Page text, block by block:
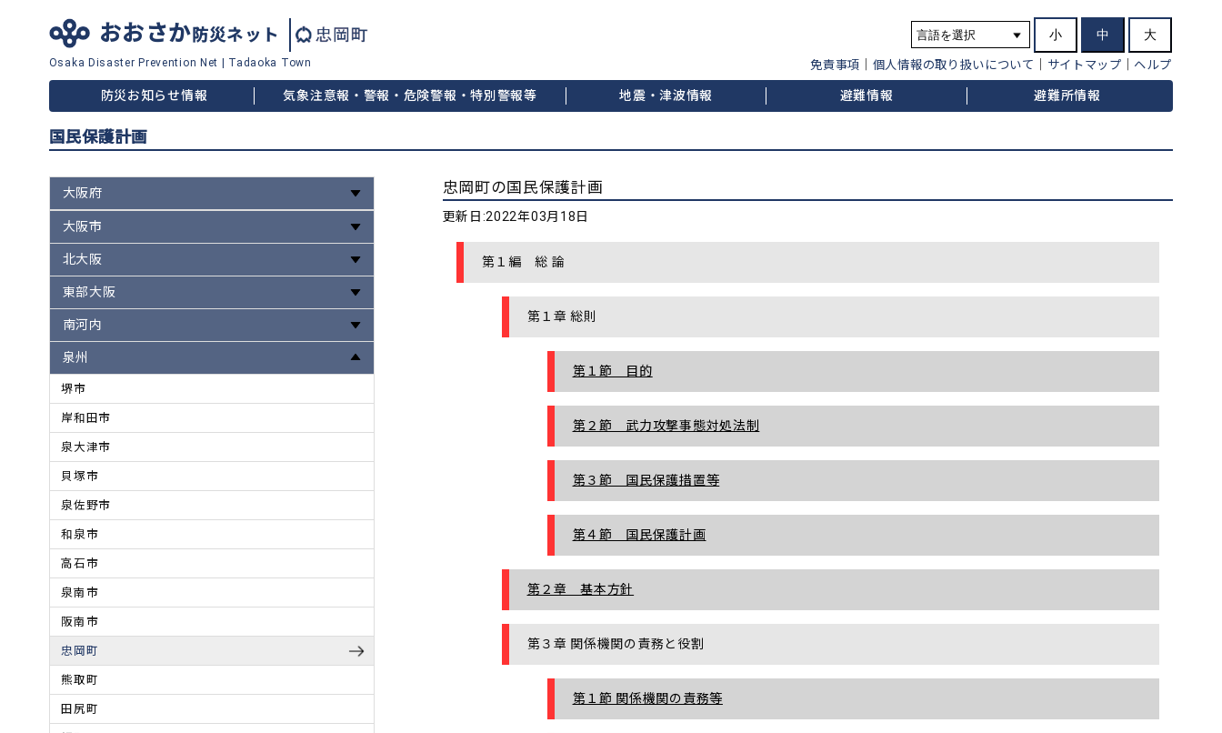
おおさか防災ネット
Osaka Disaster Prevention Net Tadaoka Town
小 中 大
免責事項 個人情報の取り扱いについて サイトマップ ヘルプ
防災お知らせ情報 気象注意報・警報・危険警報・特別警報等 地震・津波情報 避難情報 避難所情報
国民保護計画
大阪府
大阪市
北大阪
東部大阪
南河内
泉州
堺市
岸和田市
泉大津市
貝塚市
泉佐野市
和泉市
高石市
泉南市
阪南市
忠岡町
熊取町
田尻町
忠岡町の国民保護計画
更新日:2022年03月18日
第１編 総 論
第１章 総則
第１節 目的
第２節 武力攻撃事態対処法制
第３節 国民保護措置等
第４節 国民保護計画
第２章 基本方針
第３章 関係機関の責務と役割
第１節 関係機関の責務等